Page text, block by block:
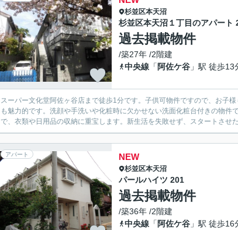
杉並区本天沼
杉並区本天沼１丁目のアパート
過去掲載物件
/築27年 /2階建
中央線 「 阿佐ケ谷 」駅 徒歩13
スーパー文化堂阿佐ヶ谷店まで徒歩1分です。子供可物件ですので、お子
も魅力的です。洗顔や手洗いや化粧時に欠かせない洗面化粧台付きの物
で、衣類や日用品の収納に重宝します。新生活を失敗せず、スタートさせ
アパート NEW
杉並区本天沼
パールハイツ 201
過去掲載物件
/築36年 /2階建
中央線 「 阿佐ケ谷 」駅 徒歩16